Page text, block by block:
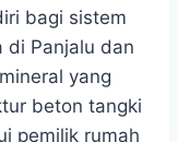
bagi sistem
di Panjalu dan
yang
beton tangki
pemilik rumah